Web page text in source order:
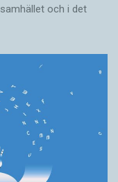
och i det